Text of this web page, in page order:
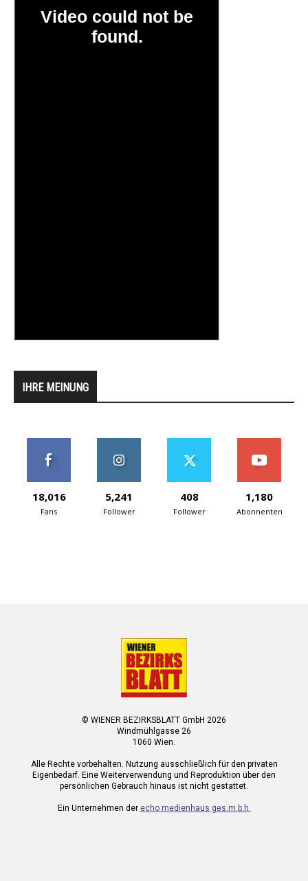
IHRE MEINUNG
18,016
Fans
5,241
Follower
408
Follower
1,180
Abonnenten
© WIENER BEZIRKSBLATT GmbH 2026
Windmühlgasse 26
1060 Wien.
Alle Rechte vorbehalten. Nutzung ausschließlich für den privaten
Eigenbedarf. Eine Weiterverwendung und Reproduktion über den
persönlichen Gebrauch hinaus ist nicht gestattet.
Ein Unternehmen der echo medienhaus ges.m.b.h.